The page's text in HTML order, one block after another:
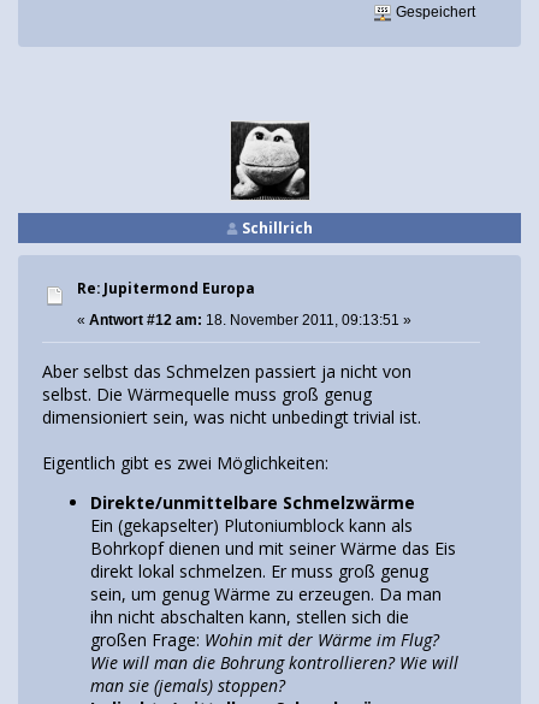
Gespeichert
Schillrich
Re: Jupitermond Europa
« Antwort #12 am: 18. November 2011, 09:13:51 »
Aber selbst das Schmelzen passiert ja nicht von
selbst. Die Wärmequelle muss groß genug
dimensioniert sein, was nicht unbedingt trivial ist.
Eigentlich gibt es zwei Möglichkeiten:
Direkte/unmittelbare Schmelzwärme
Ein (gekapselter) Plutoniumblock kann als
Bohrkopf dienen und mit seiner Wärme das Eis
direkt lokal schmelzen. Er muss groß genug
sein, um genug Wärme zu erzeugen. Da man
ihn nicht abschalten kann, stellen sich die
großen Frage: Wohin mit der Wärme im Flug?
Wie will man die Bohrung kontrollieren? Wie will
man sie (jemals) stoppen?